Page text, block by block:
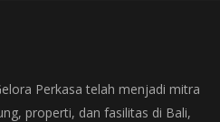
Perkasa telah menjadi mitra
properti, dan fasilitas di Bali,